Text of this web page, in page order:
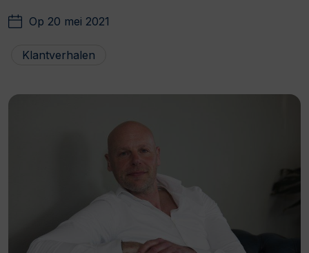
Op 20 mei 2021
Klantverhalen